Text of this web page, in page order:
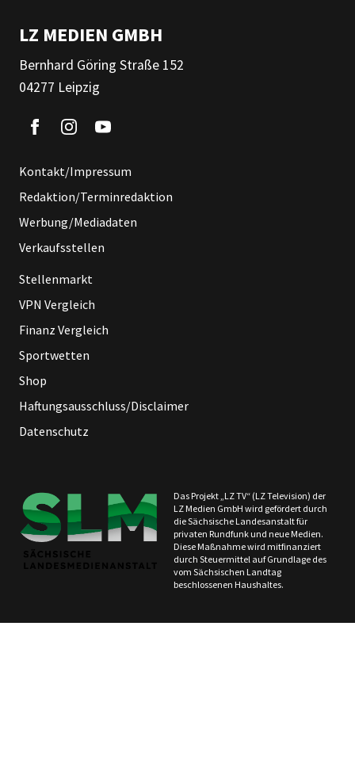
LZ MEDIEN GMBH
Bernhard Göring Straße 152
04277 Leipzig
Kontakt/Impressum
Redaktion/Terminredaktion
Werbung/Mediadaten
Verkaufsstellen
Stellenmarkt
VPN Vergleich
Finanz Vergleich
Sportwetten
Shop
Haftungsausschluss/Disclaimer
Datenschutz
Das Projekt „LZ TV“ (LZ Television) der
LZ Medien GmbH wird gefördert durch
die Sächsische Landesanstalt für
privaten Rundfunk und neue Medien.
Diese Maßnahme wird mitfinanziert
durch Steuermittel auf Grundlage des
vom Sächsischen Landtag
beschlossenen Haushaltes.